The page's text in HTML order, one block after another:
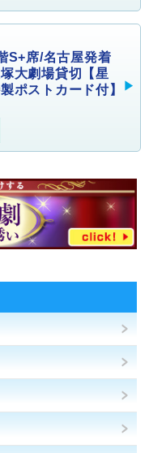
S+席/名古屋発着
大劇場貸切【星
ポストカード付】